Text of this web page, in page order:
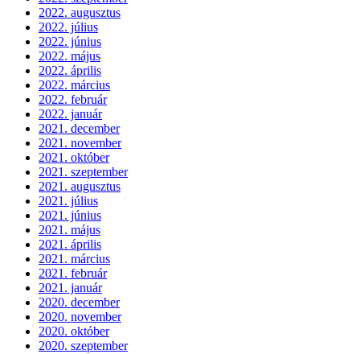
2022. augusztus
2022. július
2022. június
2022. május
2022. április
2022. március
2022. február
2022. január
2021. december
2021. november
2021. október
2021. szeptember
2021. augusztus
2021. július
2021. június
2021. május
2021. április
2021. március
2021. február
2021. január
2020. december
2020. november
2020. október
2020. szeptember